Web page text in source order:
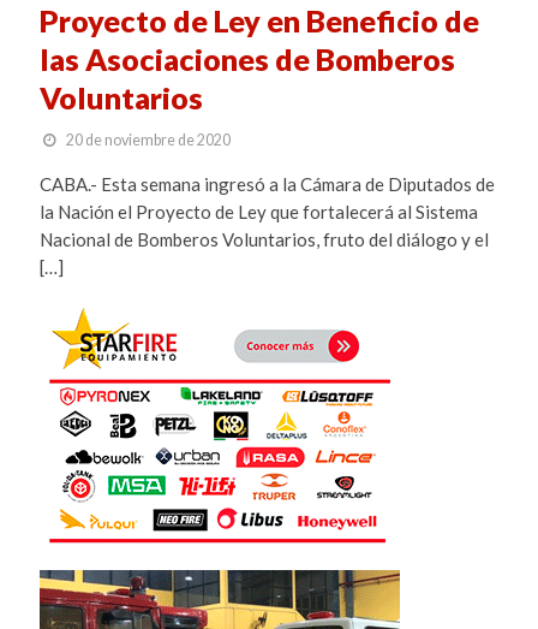
Proyecto de Ley en Beneficio de
las Asociaciones de Bomberos
Voluntarios
20 de noviembre de 2020
CABA.- Esta semana ingresó a la Cámara de Diputados de
la Nación el Proyecto de Ley que fortalecerá al Sistema
Nacional de Bomberos Voluntarios, fruto del diálogo y el
[…]